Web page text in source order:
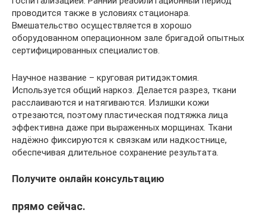
проводится также в условиях стационара.
Вмешательство осуществляется в хорошо
оборудованном операционном зале бригадой опытных
сертифицированных специалистов.
Научное название – круговая ритидэктомия.
Используется общий наркоз. Делается разрез, ткани
расслаиваются и натягиваются. Излишки кожи
отрезаются, поэтому пластическая подтяжка лица
эффективна даже при выраженных морщинах. Ткани
надёжно фиксируются к связкам или надкостнице,
обеспечивая длительное сохранение результата.
Получите онлайн консультацию
прямо сейчас.